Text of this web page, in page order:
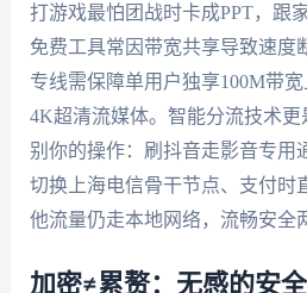
打游戏最怕团战时卡成PPT，跟
免费工具常因带宽共享导致速度
专线需保障单用户独享100M带
4K超清流媒体。智能分流技术
别你的操作：刷抖音走影音专用
切换上海电信骨干节点、支付时
他流量仍走本地网络，流畅安全
加密≠累赘：无感的安